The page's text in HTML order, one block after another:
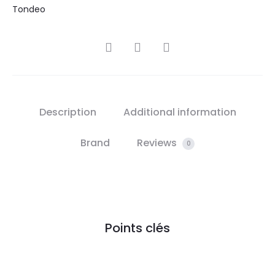
Tondeo
SHARE
Description Additional information
Brand Reviews 0
Points clés